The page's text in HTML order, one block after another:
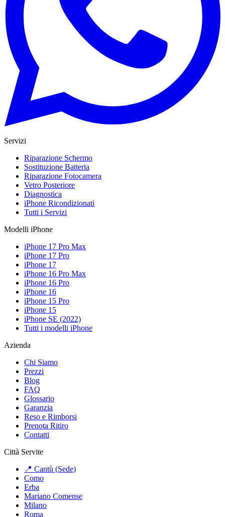
Servizi
Riparazione Schermo
Sostituzione Batteria
Riparazione Fotocamera
Vetro Posteriore
Diagnostica
iPhone Ricondizionati
Tutti i Servizi
Modelli iPhone
iPhone 17 Pro Max
iPhone 17 Pro
iPhone 17
iPhone 16 Pro Max
iPhone 16 Pro
iPhone 16
iPhone 15 Pro
iPhone 15
iPhone SE (2022)
Tutti i modelli iPhone
Azienda
Chi Siamo
Prezzi
Blog
FAQ
Glossario
Garanzia
Reso e Rimborsi
Prenota Ritiro
Contatti
Città Servite
📍 Cantù (Sede)
Como
Erba
Mariano Comense
Milano
Roma